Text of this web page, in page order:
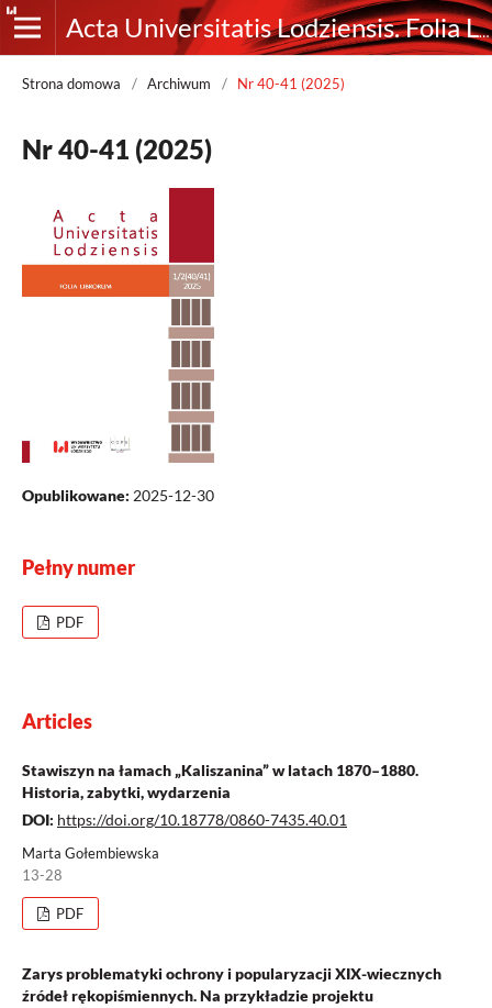
Acta Universitatis Lodziensis. Folia Librorum
Strona domowa / Archiwum / Nr 40-41 (2025)
Nr 40-41 (2025)
Opublikowane: 2025-12-30
Pełny numer
PDF
Articles
Stawiszyn na łamach „Kaliszanina” w latach 1870–1880.
Historia, zabytki, wydarzenia
DOI: https://doi.org/10.18778/0860-7435.40.01
Marta Gołembiewska
13-28
PDF
Zarys problematyki ochrony i popularyzacji XIX-wiecznych
źródeł rękopiśmiennych. Na przykładzie projektu